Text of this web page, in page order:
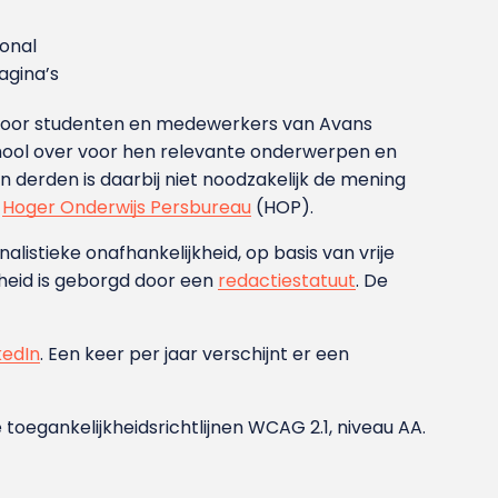
studenten en medewerkers van Avans
over voor hen relevante onderwerpen en
is daarbij niet noodzakelijk de mening
Hoger Onderwijs Persbureau (HOP).
onafhankelijkheid, op basis van vrije
is geborgd door een redactiestatuut. De
. Een keer per jaar verschijnt er een
WCAG 2.1, niveau AA.